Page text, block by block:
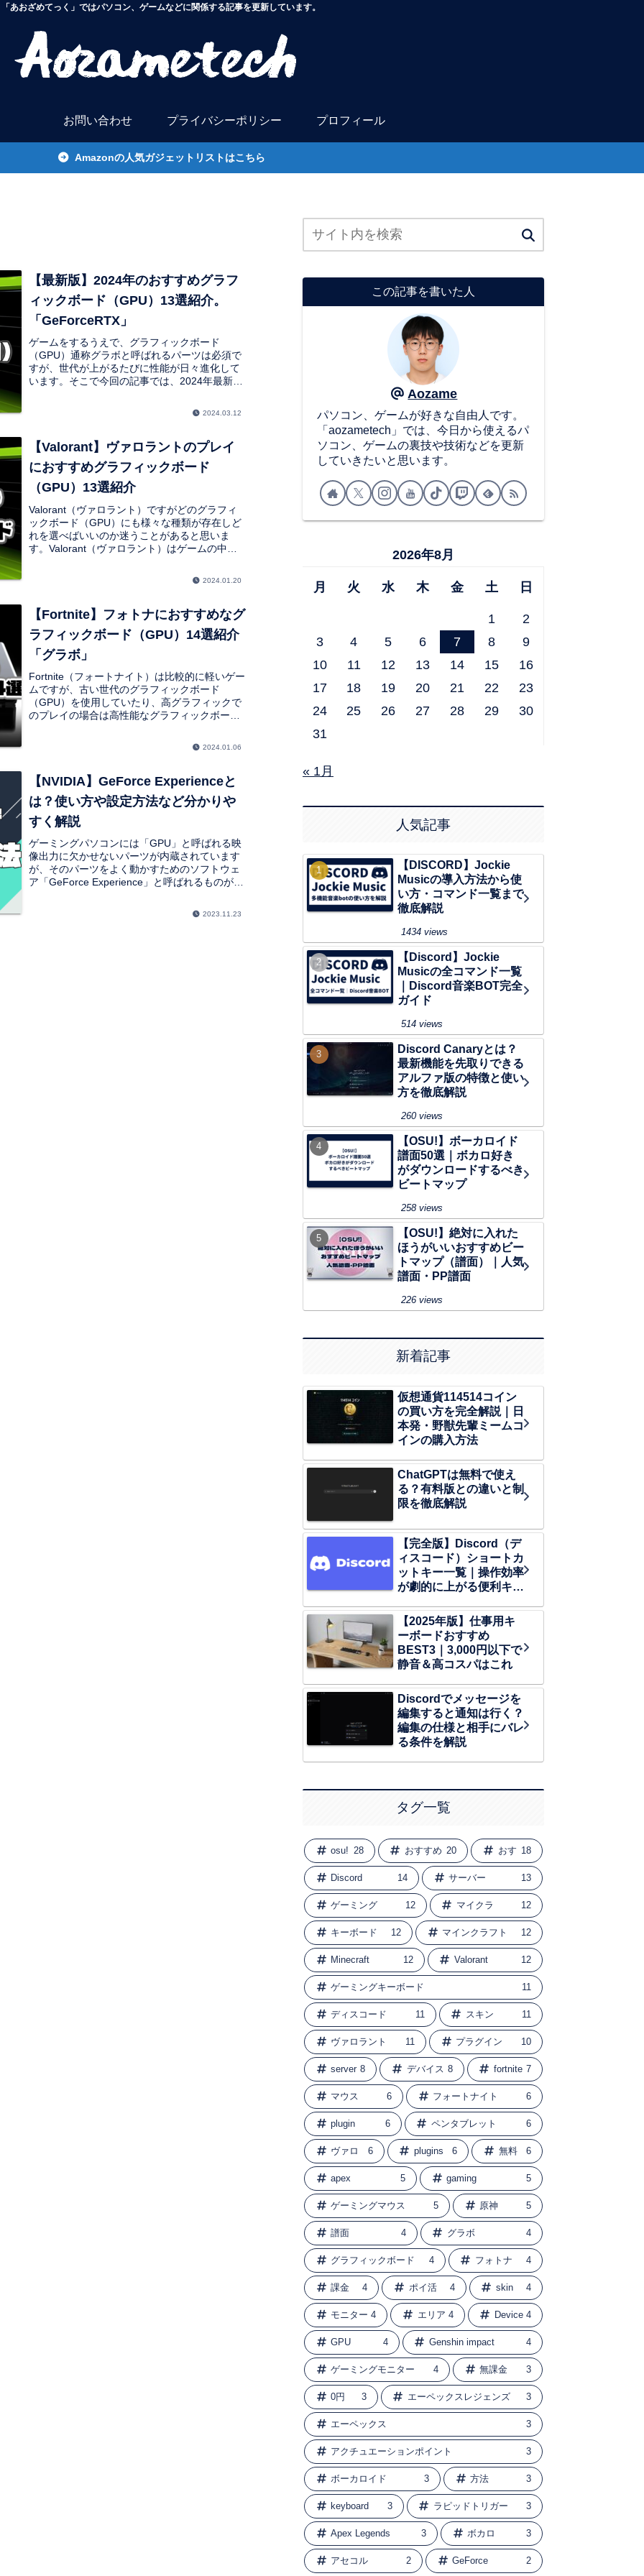
「あおざめてっく」ではパソコン、ゲームなどに関係する記事を更新しています。
お問い合わせ プライバシーポリシー プロフィール
Amazonの人気ガジェットリストはこちら
【最新版】2024年のおすすめグラフ
ィックボード（GPU）13選紹介。
「GeForceRTX」
ゲームをするうえで、グラフィックボード
（GPU）通称グラボと呼ばれるパーツは必須で
すが、世代が上がるたびに性能が日々進化して
います。そこで今回の記事では、2024年最新
13選ほど紹介していきたいと思います。
2024.03.12
【Valorant】ヴァロラントのプレイ
におすすめグラフィックボード
（GPU）13選紹介
Valorant（ヴァロラント）ですがどのグラフィ
ックボード（GPU）にも様々な種類が存在しど
れを選べばいいのか迷うことがあると思いま
す。Valorant（ヴァロラント）はゲームの中で
ターやCPUに合わせてグラフィックボードを選
2024.01.20
【Fortnite】フォトナにおすすめなグ
ラフィックボード（GPU）14選紹介
「グラボ」
Fortnite（フォートナイト）は比較的に軽いゲー
ムですが、古い世代のグラフィックボード
（GPU）を使用していたり、高グラフィックで
のプレイの場合は高性能なグラフィックボード
トナイトにおすすめなグラフィックボード
（GPU）を14選ほど紹介していきたいと思いま
2024.01.06
【NVIDIA】GeForce Experienceと
は？使い方や設定方法など分かりや
すく解説
ゲーミングパソコンには「GPU」と呼ばれる映
像出力に欠かせないパーツが内蔵されています
が、そのパーツをよく動かすためのソフトウェ
ア「GeForce Experience」と呼ばれるものがあ
ドライバをインストールする必要があったりす
2023.11.23
この記事を書いた人
Aozame
パソコン、ゲームが好きな自由人です。
「aozametech」では、今日から使えるパ
ソコン、ゲームの裏技や技術などを更新
していきたいと思います。
2026年8月
月 火 水 木 金 土 日
1
2
3
4 5 6 7 8
9
10
11 12 13 14 15
16
17
18 19 20 21 22
23
24
25 26 27 28 29
30
31
« 1月
人気記事
【DISCORD】Jockie
Musicの導入方法から使
い方・コマンド一覧まで
徹底解説
1434 views
【Discord】Jockie
Musicの全コマンド一覧
｜Discord音楽BOT完全
ガイド
514 views
Discord Canaryとは？
最新機能を先取りできる
アルファ版の特徴と使い
方を徹底解説
260 views
【OSU!】ボーカロイド
譜面50選｜ボカロ好き
がダウンロードするべき
ビートマップ
258 views
【OSU!】絶対に入れた
ほうがいいおすすめビー
トマップ（譜面）｜人気
譜面・PP譜面
226 views
新着記事
仮想通貨114514コイン
の買い方を完全解説｜日
本発・野獣先輩ミームコ
インの購入方法
ChatGPTは無料で使え
る？有料版との違いと制
限を徹底解説
【完全版】Discord（デ
ィスコード）ショートカ
ットキー一覧｜操作効率
が劇的に上がる便利キー
【2025年版】仕事用キ
ーボードおすすめ
BEST3｜3,000円以下で
静音＆高コスパはこれ
Discordでメッセージを
編集すると通知は行く？
編集の仕様と相手にバレ
る条件を解説
タグ一覧
osu! 28 おすすめ 20 おす 18
Discord 14 サーバー 13
ゲーミング 12 マイクラ 12
キーボード 12 マインクラフト 12
Minecraft 12 Valorant 12
ゲーミングキーボード 11
ディスコード 11 スキン 11
ヴァロラント 11 プラグイン 10
server 8 デバイス 8 fortnite 7
マウス 6 フォートナイト 6
plugin 6 ペンタブレット 6
ヴァロ 6 plugins 6 無料 6
apex 5 gaming 5
ゲーミングマウス 5 原神 5
譜面 4 グラボ 4
グラフィックボード 4 フォトナ 4
課金 4 ポイ活 4 skin 4
モニター 4 エリア 4 Device 4
GPU 4 Genshin impact 4
ゲーミングモニター 4 無課金 3
0円 3 エーペックスレジェンズ 3
エーペックス 3
アクチュエーションポイント 3
ボーカロイド 3 方法 3
keyboard 3 ラピッドトリガー 3
Apex Legends 3 ボカロ 3
アセコル 2 GeForce 2